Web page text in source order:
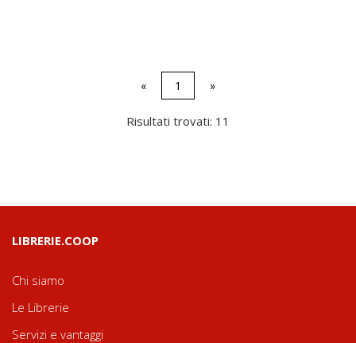
« 1 »
Risultati trovati: 11
LIBRERIE.COOP
Chi siamo
Le Librerie
Servizi e vantaggi